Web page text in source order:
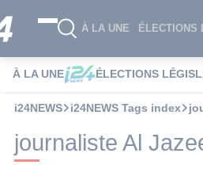
À LA UNE ÉLECTIONS
À LA UNE ÉLECTIONS
i24NEWS i24NEWS Tags index
journaliste Al